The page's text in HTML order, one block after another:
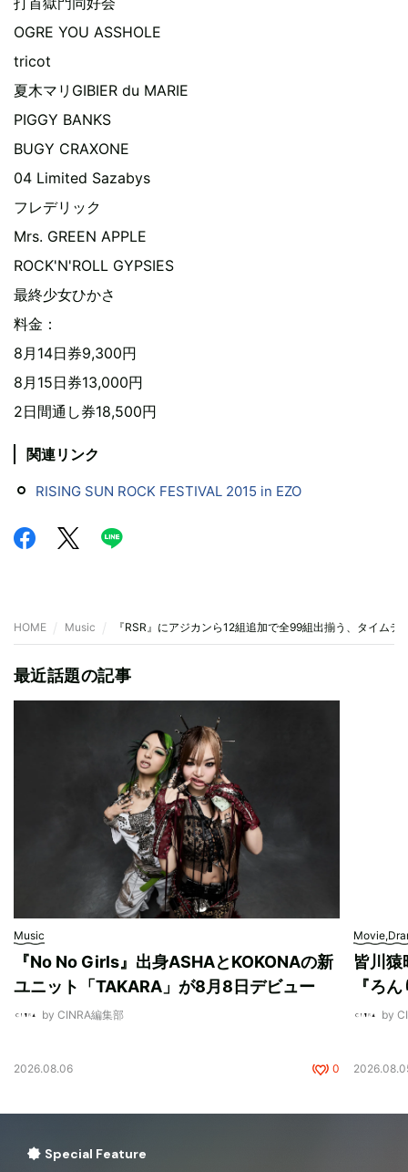
OGRE YOU ASSHOLE
tricot
夏木マリGIBIER du MARIE
PIGGY BANKS
BUGY CRAXONE
04 Limited Sazabys
フレデリック
Mrs. GREEN APPLE
ROCK'N'ROLL GYPSIES
最終少女ひかさ
料金：
8月14日券9,300円
8月15日券13,000円
2日間通し券18,500円
関連リンク
RISING SUN ROCK FESTIVAL 2015 in EZO
HOME Music 『RSR』にアジカンら12組追加で全99組出揃う、タイムテ
最近話題の記事
Music
『No No Girls』出身ASHAとKOKONAの新
ユニット「TAKARA」が8月8日デビュー
by CINRA編集部
2026.08.06 0
皆川猿
『ろ
by
Special Feature